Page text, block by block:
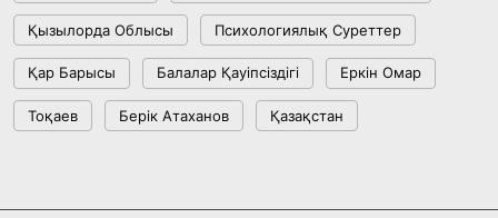
АЛТЫН ОРДА ТАРИХЫН ОҚЫТУДЫҢ
ИННОВАЦИЯЛЫҚ ТӘСІЛДЕРІ ЕНГІЗІЛЕДІ
10:28, 15 Шілде 2026
17:49, 13 Шілде 2026
Қызылорда Облысы Психологиялық Суреттер
Қар Барысы Балалар Қауіпсіздігі Еркін Омар
Тоқаев Берік Атаханов Қазақстан